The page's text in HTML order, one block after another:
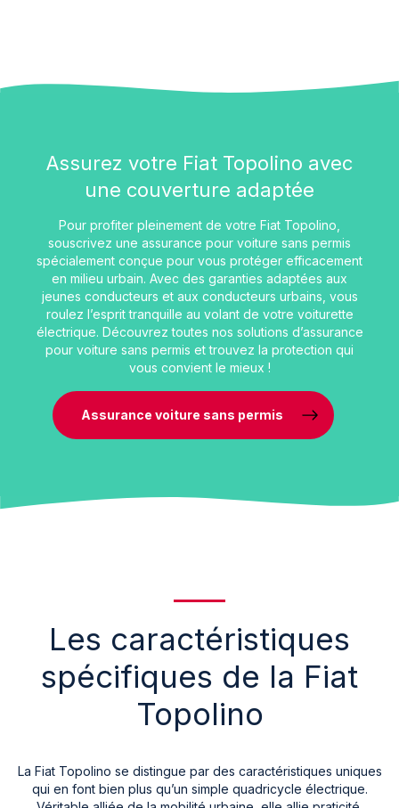
Assurez votre Fiat Topolino avec
une couverture adaptée
Pour profiter pleinement de votre Fiat Topolino,
souscrivez une assurance pour voiture sans permis
spécialement conçue pour vous protéger efficacement
en milieu urbain. Avec des garanties adaptées aux
jeunes conducteurs et aux conducteurs urbains, vous
roulez l’esprit tranquille au volant de votre voiturette
électrique. Découvrez toutes nos solutions d’assurance
pour voiture sans permis et trouvez la protection qui
vous convient le mieux !
Assurance voiture sans permis
Les caractéristiques
spécifiques de la Fiat
Topolino
La Fiat Topolino se distingue par des caractéristiques uniques
qui en font bien plus qu’un simple quadricycle électrique.